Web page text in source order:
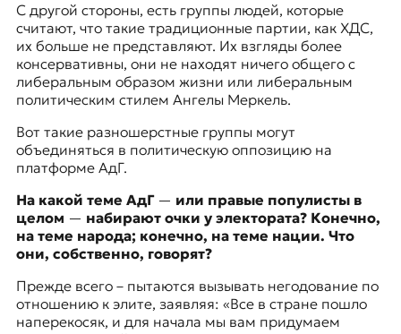
С другой стороны, есть группы людей, которые
считают, что такие традиционные партии, как ХДС,
их больше не представляют. Их взгляды более
консервативны, они не находят ничего общего с
либеральным образом жизни или либеральным
политическим стилем Ангелы Меркель.
Вот такие разношерстные группы могут
объединяться в политическую оппозицию на
платформе АдГ.
На какой теме АдГ — или правые популисты в
целом — набирают очки у электората? Конечно,
на теме народа; конечно, на теме нации. Что
они, собственно, говорят?
Прежде всего – пытаются вызывать негодование по
отношению к элите, заявляя: «Все в стране пошло
наперекосяк, и для начала мы вам придумаем